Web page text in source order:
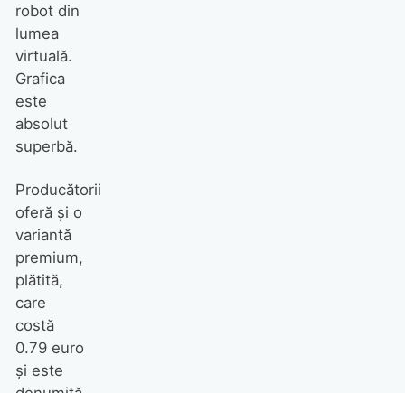
robot din
lumea
virtuală.
Grafica
este
absolut
superbă.
Producătorii
oferă şi o
variantă
premium,
plătită,
care
costă
0.79 euro
şi este